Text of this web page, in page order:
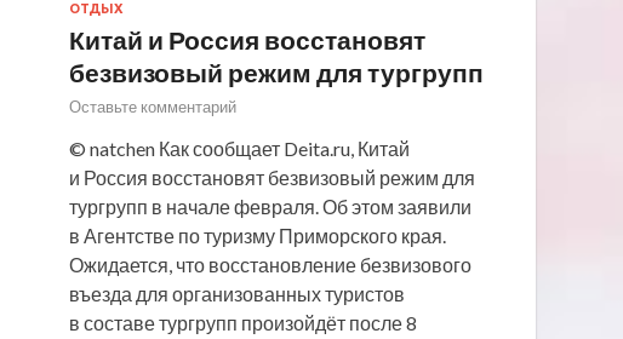
ОТДЫХ
Китай и Россия восстановят
безвизовый режим для тургрупп
Оставьте комментарий
© natchen Как сообщает Deita.ru, Китай
и Россия восстановят безвизовый режим для
тургрупп в начале февраля. Об этом заявили
в Агентстве по туризму Приморского края.
Ожидается, что восстановление безвизового
въезда для организованных туристов
в составе тургрупп произойдёт после 8